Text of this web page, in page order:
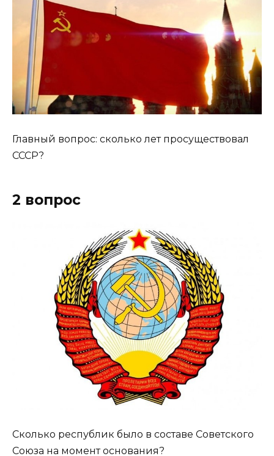
Главный вопрос: сколько лет просуществовал
СССР?
2 вопрос
Сколько республик было в составе Советского
Союза на момент основания?